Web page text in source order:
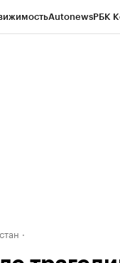
AutonewsРБК